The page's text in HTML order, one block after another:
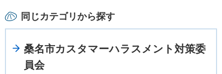
同じカテゴリから探す
桑名市カスタマーハラスメント対策委
員会